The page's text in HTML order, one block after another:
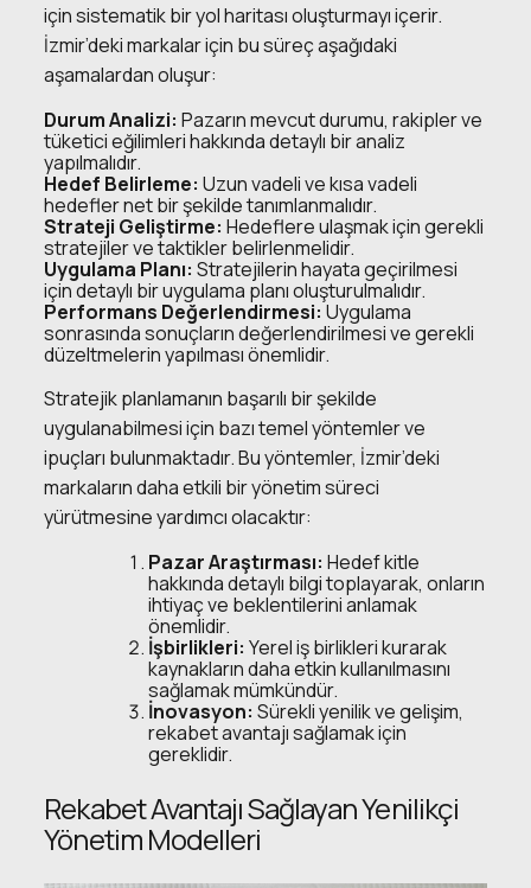
için sistematik bir yol haritası oluşturmayı içerir.
İzmir’deki markalar için bu süreç aşağıdaki
aşamalardan oluşur:
Durum Analizi: Pazarın mevcut durumu, rakipler ve
tüketici eğilimleri hakkında detaylı bir analiz
yapılmalıdır.
Hedef Belirleme: Uzun vadeli ve kısa vadeli
hedefler net bir şekilde tanımlanmalıdır.
Strateji Geliştirme: Hedeflere ulaşmak için gerekli
stratejiler ve taktikler belirlenmelidir.
Uygulama Planı: Stratejilerin hayata geçirilmesi
için detaylı bir uygulama planı oluşturulmalıdır.
Performans Değerlendirmesi:Uygulama
sonrasında sonuçların değerlendirilmesi ve gerekli
düzeltmelerin yapılması önemlidir.
Stratejik planlamanın başarılı bir şekilde
uygulanabilmesi için bazı temel yöntemler ve
ipuçları bulunmaktadır. Bu yöntemler, İzmir’deki
markaların daha etkili bir yönetim süreci
yürütmesine yardımcı olacaktır:
Pazar Araştırması: Hedef kitle
hakkında detaylı bilgi toplayarak, onların
ihtiyaç ve beklentilerini anlamak
önemlidir.
İşbirlikleri: Yerel iş birlikleri kurarak
kaynakların daha etkin kullanılmasını
sağlamak mümkündür.
İnovasyon: Sürekli yenilik ve gelişim,
rekabet avantajı sağlamak için
gereklidir.
Rekabet Avantajı Sağlayan Yenilikçi
Yönetim Modelleri